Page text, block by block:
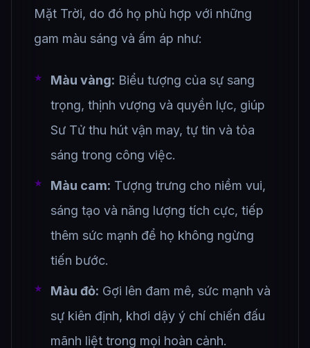
Mặt Trời, do đó họ phù hợp với những
gam màu sáng và ấm áp như:
Màu vàng: Biểu tượng của sự sang
trọng, thịnh vượng và quyền lực, giúp
Sư Tử thu hút vận may, tự tin và tỏa
sáng trong công việc.
Màu cam: Tượng trưng cho niềm vui,
sáng tạo và năng lượng tích cực, tiếp
thêm sức mạnh để họ không ngừng
tiến bước.
Màu đỏ: Gợi lên đam mê, sức mạnh và
sự kiên định, khơi dậy ý chí chiến đấu
mãnh liệt trong mọi hoàn cảnh.